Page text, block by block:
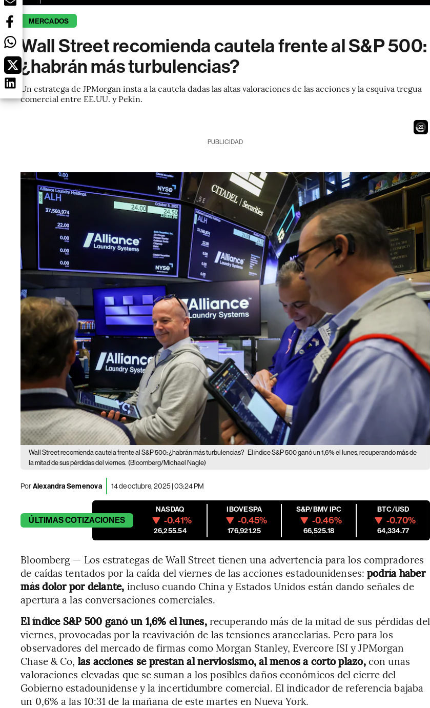
MERCADOS
Wall Street recomienda cautela frente al S&P 500:
¿habrán más turbulencias?
Un estratega de JPMorgan insta a la cautela dadas las altas valoraciones de las acciones y la esquiva tregua
comercial entre EE.UU. y Pekín.
21
PUBLICIDAD
Wall Street recomienda cautela frente al S&P 500: ¿habrán más turbulencias? El índice S&P 500 ganó un 1,6% el lunes, recuperando más de
la mitad de sus pérdidas del viernes. (Bloomberg/Michael Nagle)
PorAlexandra Semenova 14 de octubre, 2025 | 03:24 PM
ÚLTIMASCOTIZACIONES
NASDAQ
-0.41%
26,255.54
IBOVESPA
-0.45%
176,921.25
S&P/BMV IPC
-0.46%
66,525.18
BTC/USD
-0.70%
64,334.77
Bloomberg — Los estrategas de Wall Street tienen una advertencia para los compradores
de caídas tentados por la caída del viernes de las acciones estadounidenses:podría haber
más dolor por delante, incluso cuando China y Estados Unidos están dando señales de
apertura a las conversaciones comerciales.
El índice S&P 500 ganó un 1,6% el lunes,recuperando más de la mitad de sus pérdidas del
viernes, provocadas por la reavivación de las tensiones arancelarias. Pero para los
observadores del mercado de firmas como Morgan Stanley, Evercore ISI y JPMorgan
Chase & Co, las acciones se prestan al nerviosismo, al menos a corto plazo,con unas
valoraciones elevadas que se suman a los posibles daños económicos del cierre del
Gobierno estadounidense y la incertidumbre comercial. El indicador de referencia bajaba
un 0,6% a las 10:31 de la mañana de este martes en Nueva York.